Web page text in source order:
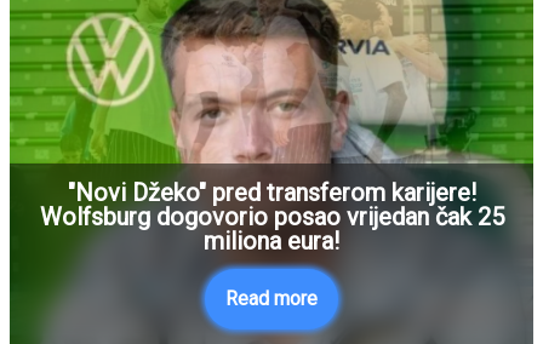
"Novi Džeko" pred transferom karijere!
Wolfsburg dogovorio posao vrijedan čak 25
miliona eura!
Read more